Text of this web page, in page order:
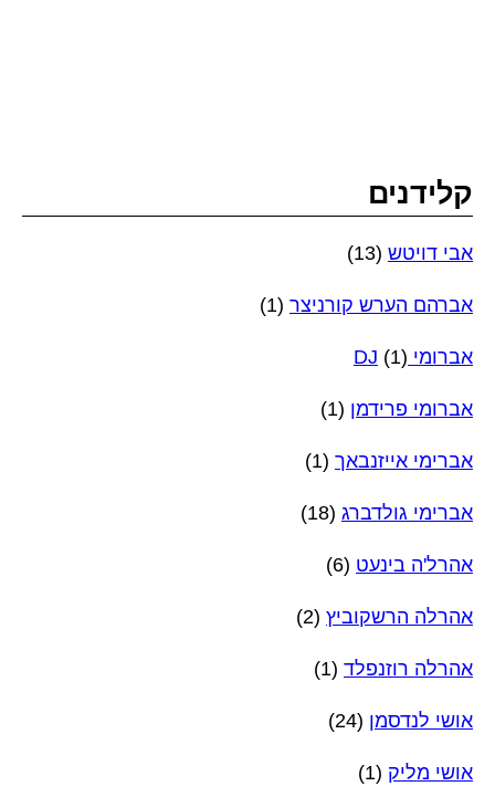
קלידנים
אבי דויטש (13)
אברהם הערש קורניצר (1)
אברומי DJ (1)
אברומי פרידמן (1)
אברימי אייזנבאך (1)
אברימי גולדברג (18)
אהרל'ה בינעט (6)
אהרלה הרשקוביץ (2)
אהרלה רוזנפלד (1)
אושי לנדסמן (24)
אושי מליק (1)